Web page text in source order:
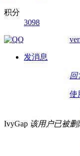
积分
3098
发消息
回
使
IvyGap 该用户已被删